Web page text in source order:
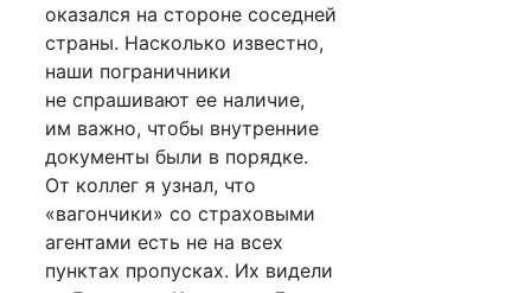
оказался на стороне соседней
страны. Насколько известно,
наши пограничники
не спрашивают ее наличие,
им важно, чтобы внутренние
документы были в порядке.
От коллег я узнал, что
«вагончики» со страховыми
агентами есть не на всех
пунктах пропусках. Их видели